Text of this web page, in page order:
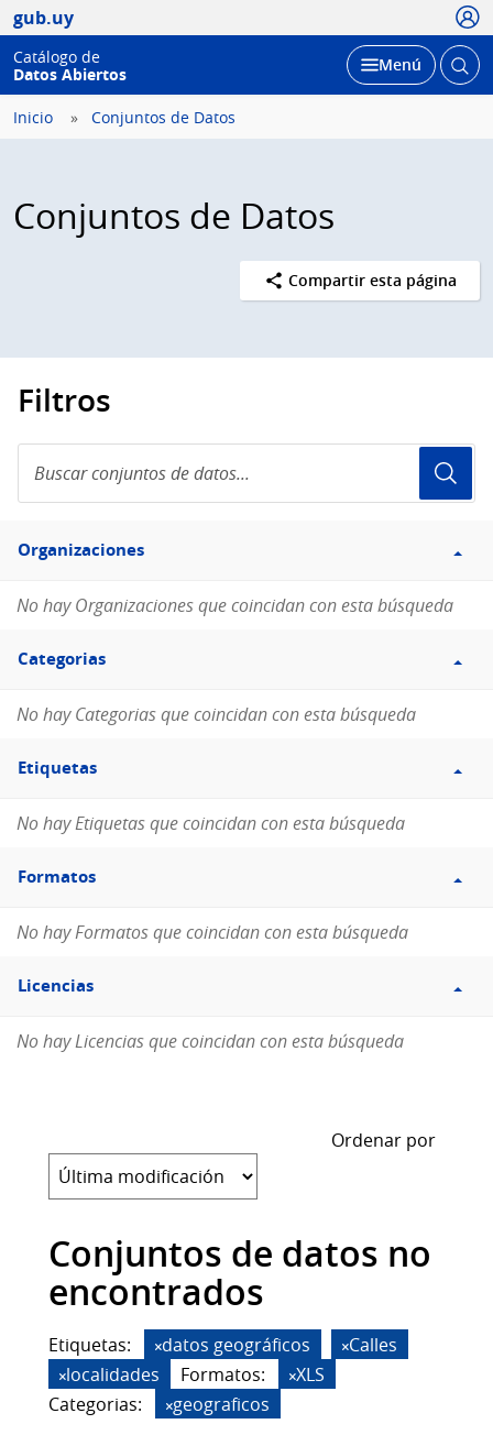
gub.uy
Catálogo de
Datos Abiertos
Desplegar
Menú Abrir
Inicio Conjuntos de Datos
Conjuntos de Datos
Compartir esta página
Filtros
conjuntos
de
Filtro
Organizaciones
Organizaciones
No hay Organizaciones que coincidan con esta búsqueda
Filtro
Categorias
Categorias
No hay Categorias que coincidan con esta búsqueda
Filtro
Etiquetas
Etiquetas
No hay Etiquetas que coincidan con esta búsqueda
Filtro
Formatos
Formatos
No hay Formatos que coincidan con esta búsqueda
Filtro
Licencias
Licencias
No hay Licencias que coincidan con esta búsqueda
Ordenar por
Conjuntos de datos no
encontrados
Etiquetas: datos geográficos
Calles
localidades
Formatos:
XLS
Categorias:
geograficos